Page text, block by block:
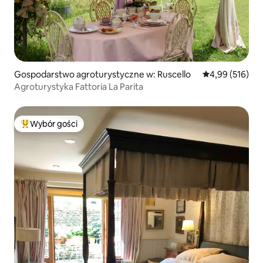
Gospodarstwo agroturystyczne w: Ruscello Średnia
4,99 (516)
Agroturystyka Fattoria La Parita
Najpopularniejsze z kategorii Wybór gości
Wybór gości